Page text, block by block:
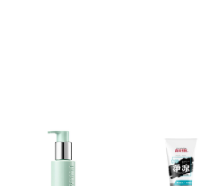
２．關於個人
https://aftee.tw/
３．未成年的
「AFTEE先享
每筆NT$65，